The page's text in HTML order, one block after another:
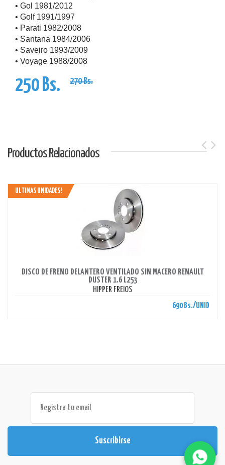
• Gol 1981/2012
• Golf 1991/1997
• Parati 1982/2008
• Santana 1984/2006
• Saveiro 1993/2009
• Voyage 1988/2008
250 Bs. 270 Bs.
Productos Relacionados
ULTIMAS UNIDADES!
DISCO DE FRENO DELANTERO VENTILADO SIN MACERO RENAULT
DUSTER 1.6 L253
HIPPER FREIOS
690 Bs./UNID
Suscribirse